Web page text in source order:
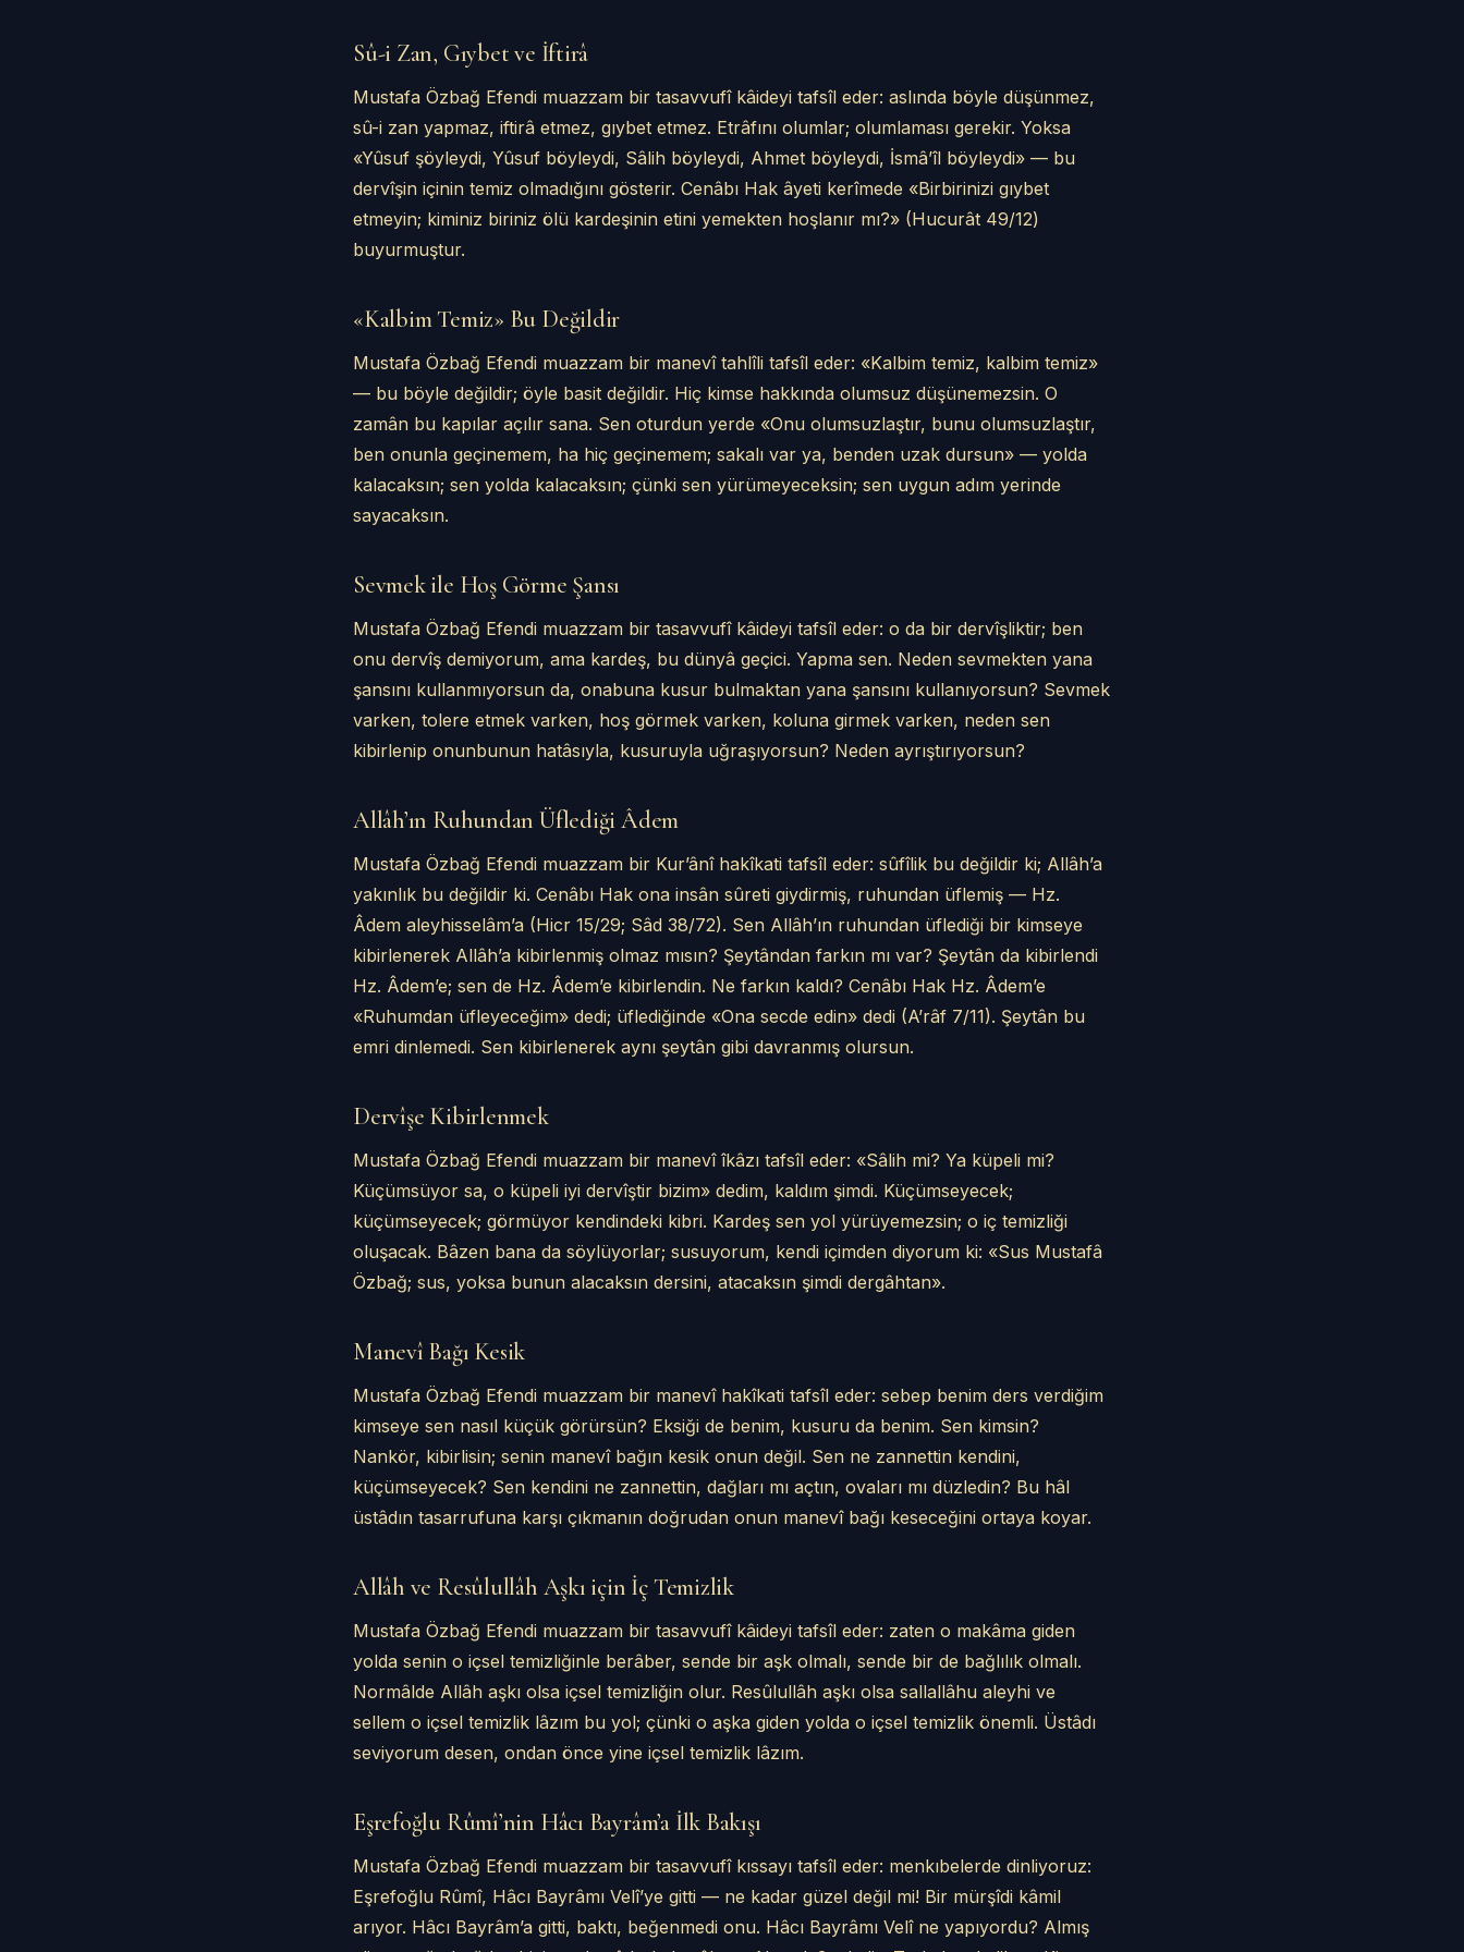
İcâzet ve İznik’e Yerleşme
Dervîşlerin Dedikodusu ve Üstâdın Su Mu’cizesi
İlgili Sohbetler
Sû-i Zan, Gıybet ve İftirâ
Mustafa Özbağ Efendi muazzam bir tasavvufî kâideyi tafsîl eder: aslında böyle düşünmez,
sû-i zan yapmaz, iftirâ etmez, gıybet etmez. Etrâfını olumlar; olumlaması gerekir. Yoksa
«Yûsuf şöyleydi, Yûsuf böyleydi, Sâlih böyleydi, Ahmet böyleydi, İsmâ’îl böyleydi» — bu
dervîşin içinin temiz olmadığını gösterir. Cenâbı Hak âyeti kerîmede «Birbirinizi gıybet
etmeyin; kiminiz biriniz ölü kardeşinin etini yemekten hoşlanır mı?» (Hucurât 49/12)
buyurmuştur.
«Kalbim Temiz» Bu Değildir
Mustafa Özbağ Efendi muazzam bir manevî tahlîli tafsîl eder: «Kalbim temiz, kalbim temiz»
— bu böyle değildir; öyle basit değildir. Hiç kimse hakkında olumsuz düşünemezsin. O
zamân bu kapılar açılır sana. Sen oturdun yerde «Onu olumsuzlaştır, bunu olumsuzlaştır,
ben onunla geçinemem, ha hiç geçinemem; sakalı var ya, benden uzak dursun» — yolda
kalacaksın; sen yolda kalacaksın; çünki sen yürümeyeceksin; sen uygun adım yerinde
sayacaksın.
Sevmek ile Hoş Görme Şansı
Mustafa Özbağ Efendi muazzam bir tasavvufî kâideyi tafsîl eder: o da bir dervîşliktir; ben
onu dervîş demiyorum, ama kardeş, bu dünyâ geçici. Yapma sen. Neden sevmekten yana
şansını kullanmıyorsun da, onabuna kusur bulmaktan yana şansını kullanıyorsun? Sevmek
varken, tolere etmek varken, hoş görmek varken, koluna girmek varken, neden sen
kibirlenip onunbunun hatâsıyla, kusuruyla uğraşıyorsun? Neden ayrıştırıyorsun?
Allâh’ın Ruhundan Üflediği Âdem
Mustafa Özbağ Efendi muazzam bir Kur’ânî hakîkati tafsîl eder: sûfîlik bu değildir ki; Allâh’a
yakınlık bu değildir ki. Cenâbı Hak ona insân sûreti giydirmiş, ruhundan üflemiş — Hz.
Âdem aleyhisselâm’a (Hicr 15/29; Sâd 38/72). Sen Allâh’ın ruhundan üflediği bir kimseye
kibirlenerek Allâh’a kibirlenmiş olmaz mısın? Şeytândan farkın mı var? Şeytân da kibirlendi
Hz. Âdem’e; sen de Hz. Âdem’e kibirlendin. Ne farkın kaldı? Cenâbı Hak Hz. Âdem’e
«Ruhumdan üfleyeceğim» dedi; üflediğinde «Ona secde edin» dedi (A’râf 7/11). Şeytân bu
emri dinlemedi. Sen kibirlenerek aynı şeytân gibi davranmış olursun.
Dervîşe Kibirlenmek
Mustafa Özbağ Efendi muazzam bir manevî îkâzı tafsîl eder: «Sâlih mi? Ya küpeli mi?
Küçümsüyor sa, o küpeli iyi dervîştir bizim» dedim, kaldım şimdi. Küçümseyecek;
küçümseyecek; görmüyor kendindeki kibri. Kardeş sen yol yürüyemezsin; o iç temizliği
oluşacak. Bâzen bana da söylüyorlar; susuyorum, kendi içimden diyorum ki: «Sus Mustafâ
Özbağ; sus, yoksa bunun alacaksın dersini, atacaksın şimdi dergâhtan».
Manevî Bağı Kesik
Mustafa Özbağ Efendi muazzam bir manevî hakîkati tafsîl eder: sebep benim ders verdiğim
kimseye sen nasıl küçük görürsün? Eksiği de benim, kusuru da benim. Sen kimsin?
Nankör, kibirlisin; senin manevî bağın kesik onun değil. Sen ne zannettin kendini,
küçümseyecek? Sen kendini ne zannettin, dağları mı açtın, ovaları mı düzledin? Bu hâl
üstâdın tasarrufuna karşı çıkmanın doğrudan onun manevî bağı keseceğini ortaya koyar.
Allâh ve Resûlullâh Aşkı için İç Temizlik
Mustafa Özbağ Efendi muazzam bir tasavvufî kâideyi tafsîl eder: zaten o makâma giden
yolda senin o içsel temizliğinle berâber, sende bir aşk olmalı, sende bir de bağlılık olmalı.
Normâlde Allâh aşkı olsa içsel temizliğin olur. Resûlullâh aşkı olsa sallallâhu aleyhi ve
sellem o içsel temizlik lâzım bu yol; çünki o aşka giden yolda o içsel temizlik önemli. Üstâdı
seviyorum desen, ondan önce yine içsel temizlik lâzım.
Eşrefoğlu Rûmî’nin Hâcı Bayrâm’a İlk Bakışı
Mustafa Özbağ Efendi muazzam bir tasavvufî kıssayı tafsîl eder: menkıbelerde dinliyoruz:
Eşrefoğlu Rûmî, Hâcı Bayrâmı Velî’ye gitti — ne kadar güzel değil mi! Bir mürşîdi kâmil
arıyor. Hâcı Bayrâm’a gitti, baktı, beğenmedi onu. Hâcı Bayrâmı Velî ne yapıyordu? Almış